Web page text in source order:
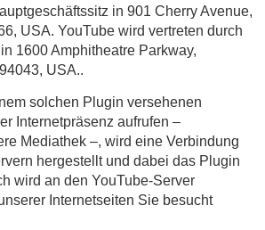
in 901 Cherry Avenue,
USA. YouTube wird vertreten durch
1600 Amphitheatre Parkway,
USA..
solchen Plugin versehenen
Internetpräsenz aufrufen –
Mediathek –, wird eine Verbindung
hergestellt und dabei das Plugin
wird an den YouTube-Server
Internetseiten Sie besucht